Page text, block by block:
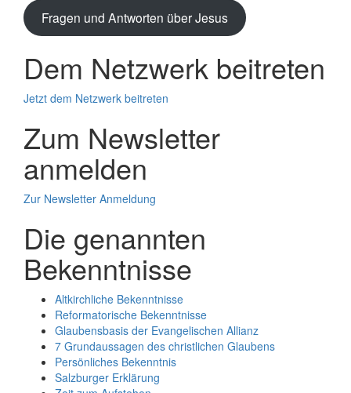
Fragen und Antworten über Jesus
Dem Netzwerk beitreten
Jetzt dem Netzwerk beitreten
Zum Newsletter
anmelden
Zur Newsletter Anmeldung
Die genannten
Bekenntnisse
Altkirchliche Bekenntnisse
Reformatorische Bekenntnisse
Glaubensbasis der Evangelischen Allianz
7 Grundaussagen des christlichen Glaubens
Persönliches Bekenntnis
Salzburger Erklärung